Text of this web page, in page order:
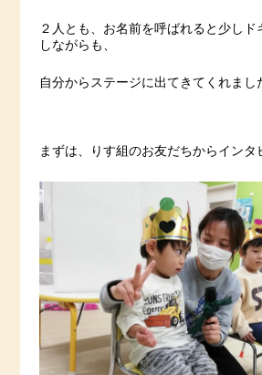
２人とも、お名前を呼ばれると少しド
しながらも、
自分からステージに出てきてくれまし
まずは、りす組のお友だちからイン